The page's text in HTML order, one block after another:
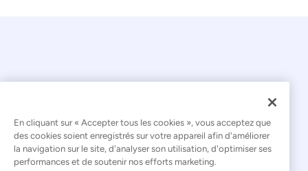
© 2026 Kaseya. Tous droits réservés.
Français
En cliquant sur « Accepter tous les cookies », vous acceptez que
des cookies soient enregistrés sur votre appareil afin d'améliorer
la navigation sur le site, d'analyser son utilisation, d'optimiser ses
performances et de soutenir nos efforts marketing.